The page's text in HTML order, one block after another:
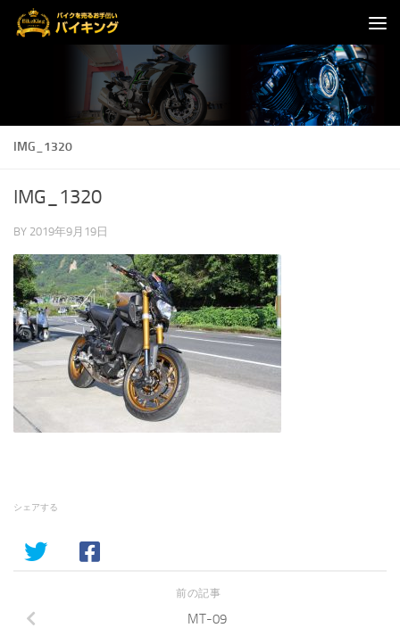
コンテンツへスキップ
IMG_1320
IMG_1320
BY 2019年9月19日
シェアする
前の記事
MT-09